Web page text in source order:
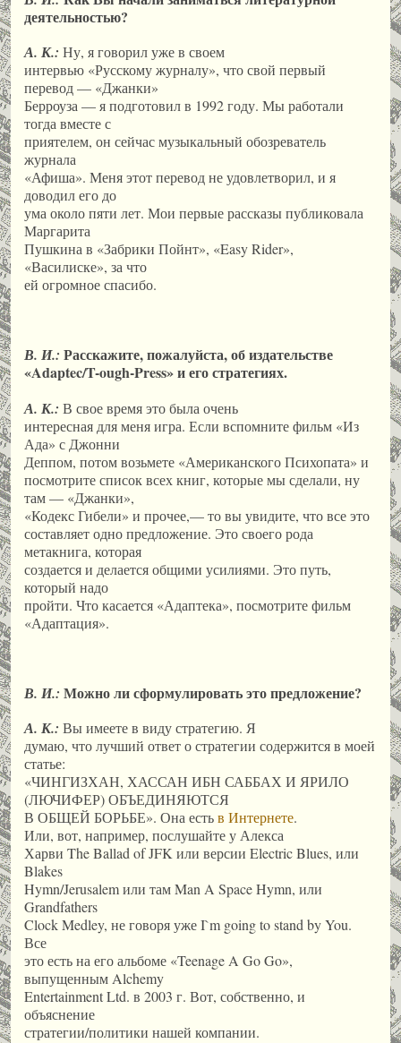
деятельностью?
А. К.: Ну, я говорил уже в своем
интервью «Русскому журналу», что свой первый
перевод — «Джанки»
Берроуза — я подготовил в 1992 году. Мы работали
тогда вместе с
приятелем, он сейчас музыкальный обозреватель
журнала
«Афиша». Меня этот перевод не удовлетворил, и я
доводил его до
ума около пяти лет. Мои первые рассказы публиковала
Маргарита
Пушкина в «Забрики Пойнт», «Easy Rider»,
«Василиске», за что
ей огромное спасибо.
В. И.: Расскажите, пожалуйста, об издательстве
«Adaptec/T-ough-Press» и его стратегиях.
А. К.: В свое время это была очень
интересная для меня игра. Если вспомните фильм «Из
Ада» с Джонни
Деппом, потом возьмете «Американского Психопата» и
посмотрите список всех книг, которые мы сделали, ну
там — «Джанки»,
«Кодекс Гибели» и прочее,— то вы увидите, что все это
составляет одно предложение. Это своего рода
метакнига, которая
создается и делается общими усилиями. Это путь,
который надо
пройти. Что касается «Адаптека», посмотрите фильм
«Адаптация».
В. И.: Можно ли сформулировать это предложение?
А. К.: Вы имеете в виду стратегию. Я
думаю, что лучший ответ о стратегии содержится в моей
статье:
«ЧИНГИЗХАН, ХАССАН ИБН САББАХ И ЯРИЛО
(ЛЮЧИФЕР) ОБЪЕДИНЯЮТСЯ
В ОБЩЕЙ БОРЬБЕ». Она естьв Интернете.
Или, вот, например, послушайте у Алекса
Харви The Ballad of JFK или версии Electric Blues, или
Blakes
Hymn/Jerusalem или там Man A Space Hymn, или
Grandfathers
Clock Medley, не говоря уже I`m going to stand by You.
Все
это есть на его альбоме «Teenage A Go Go»,
выпущенным Alchemy
Entertainment Ltd. в 2003 г. Вот, собственно, и
объяснение
стратегии/политики нашей компании.